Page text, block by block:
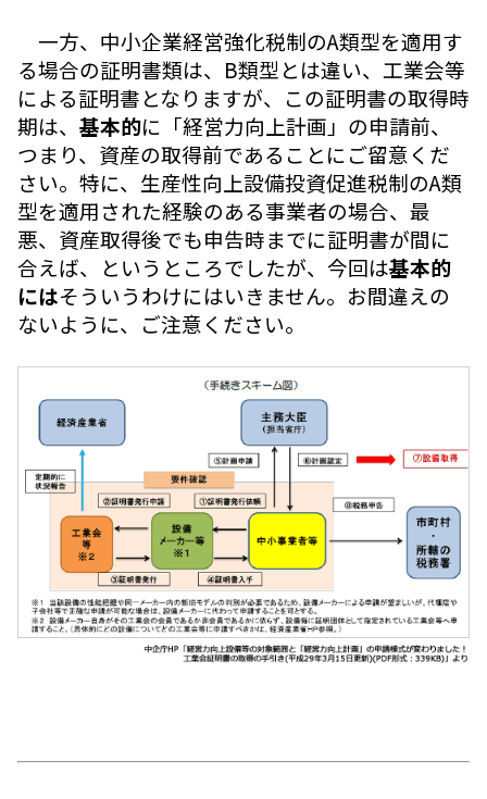
一方、中小企業経営強化税制のA類型を適用す
る場合の証明書類は、B類型とは違い、工業会等
による証明書となりますが、この証明書の取得時
期は、 基本的に「経営力向上計画」の申請前、
つまり、資産の取得前であることにご留意くだ
さい。特に、生産性向上設備投資促進税制のA類
型を適用された経験のある事業者の場合、最
悪、資産取得後でも申告時までに証明書が間に
合えば、というところでしたが、今回は基本的
にはそういうわけにはいきません。お間違えの
ないように、ご注意ください。